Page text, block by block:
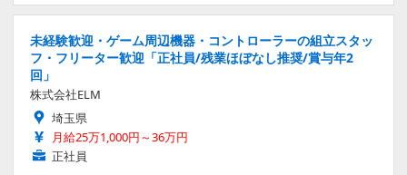
未経験歓迎・ゲーム周辺機器・コントローラーの組立スタッ
フ・フリーター歓迎「正社員/残業ほぼなし推奨/賞与年2
回」
株式会社ELM
埼玉県
月給25万1,000円～36万円
正社員